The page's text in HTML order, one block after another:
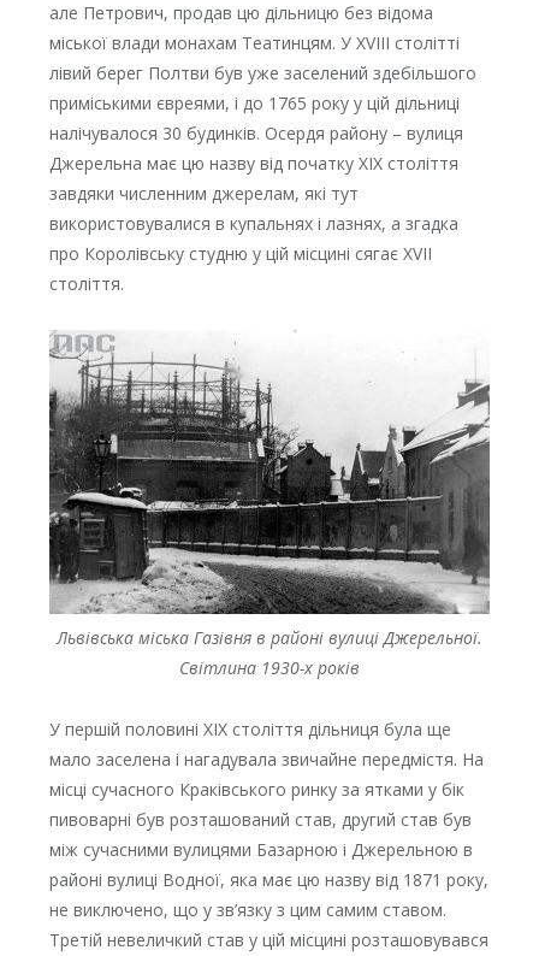
але Петрович, продав цю дільницю без відома
міської влади монахам Театинцям. У XVIII столітті
лівий берег Полтви був уже заселений здебільшого
приміськими євреями, і до 1765 року у цій дільниці
налічувалося 30 будинків. Осердя району – вулиця
Джерельна має цю назву від початку ХІХ століття
завдяки численним джерелам, які тут
використовувалися в купальнях і лазнях, а згадка
про Королівську студню у цій місцині сягає XVII
століття.
Львівська міська Газівня в районі вулиці Джерельної.
Світлина 1930-х років
У першій половині XIX століття дільниця була ще
мало заселена і нагадувала звичайне передмістя. На
місці сучасного Краківського ринку за ятками у бік
пивоварні був розташований став, другий став був
між сучасними вулицями Базарною і Джерельною в
районі вулиці Водної, яка має цю назву від 1871 року,
не виключено, що у зв’язку з цим самим ставом.
Третій невеличкий став у цій місцині розташовувався